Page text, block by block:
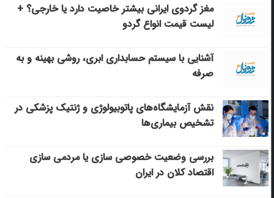
مغز گردوی ایرانی بیشتر خاصیت دارد یا خارجی؟ +
لیست قیمت انواع گردو
آشنایی با سیستم حسابداری ابری، روشی بهینه و به
صرفه
نقش آزمایشگاه‌های پاتوبیولوژی و ژنتیک پزشکی در
تشخیص بیماری‌ها
بررسی وضعیت خصوصی سازی یا مردمی سازی
اقتصاد کلان در ایران